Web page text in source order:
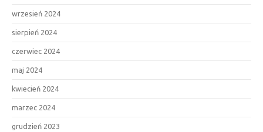
wrzesień 2024
sierpień 2024
czerwiec 2024
maj 2024
kwiecień 2024
marzec 2024
grudzień 2023